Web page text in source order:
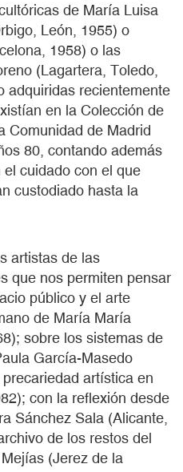
de María Luisa
León, 1955) o
1958) o las
(Lagartera, Toledo,
adquiridas recientemente
en la Colección de
Comunidad de Madrid
80, contando además
cuidado con el que
custodiado hasta la
artistas de las
que nos permiten pensar
público y el arte
de María María
sobre los sistemas de
García-Masedo
artística en
con la reflexión desde
Sánchez Sala (Alicante,
de los restos del
(Jerez de la